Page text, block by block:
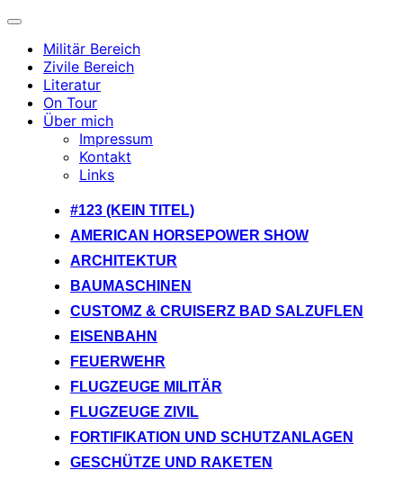
Navigation
umschalten
Militär Bereich
Zivile Bereich
Literatur
On Tour
Über mich
Impressum
Kontakt
Links
springen
#123 (KEIN TITEL)
AMERICAN HORSEPOWER SHOW
ARCHITEKTUR
BAUMASCHINEN
CUSTOMZ & CRUISERZ BAD SALZUFLEN
EISENBAHN
FEUERWEHR
FLUGZEUGE MILITÄR
FLUGZEUGE ZIVIL
FORTIFIKATION UND SCHUTZANLAGEN
GESCHÜTZE UND RAKETEN